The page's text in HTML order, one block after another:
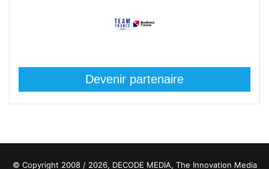
Devenir partenaire
© Copyright 2008 / 2026, DECODE MEDIA, The Innovation Media